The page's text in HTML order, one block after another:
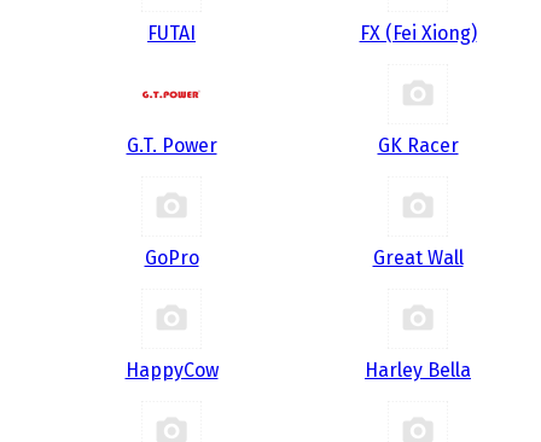
FUTAI FX (Fei Xiong)
G.T. Power GK Racer
GoPro Great Wall
HappyCow Harley Bella